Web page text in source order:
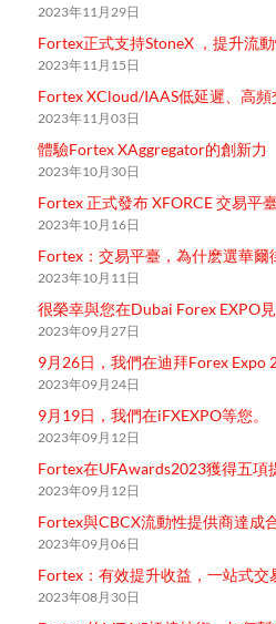
2023年11月29日
Fortex正式支持StoneX ，提升流
2023年11月15日
Fortex XCloud/IAAS低延遲、高
2023年11月03日
體驗Fortex XAggregator的創新力
2023年10月30日
Fortex 正式發布 XFORCE 交易平
2023年10月16日
Fortex：交易平臺，為什麽選華爾
2023年10月11日
很榮幸與您在Dubai Forex EXPO
2023年09月27日
9月26日，我們在迪拜Forex Expo
2023年09月24日
9月19日，我們在iFXEXPO等您。
2023年09月12日
Fortex在UFAwards2023獲得五項
2023年09月12日
Fortex與CBCX流動性提供商達成
2023年09月06日
Fortex：有效提升收益，一站式交
2023年08月30日